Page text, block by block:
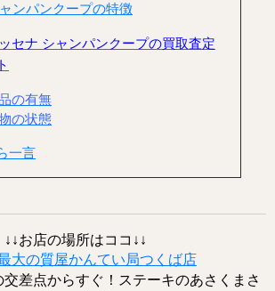
ンパンクープの特徴
セナ シャンパンクープの買取査定
の有無
の状態
一言
↓↓お店の場所はココ↓↓
大の質屋かんてい局つくば店
差点からすぐ！ステーキのあさくまさ